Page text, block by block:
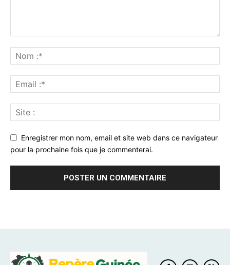
Enregistrer mon nom, email et site web dans ce navigateur
pour la prochaine fois que je commenterai.